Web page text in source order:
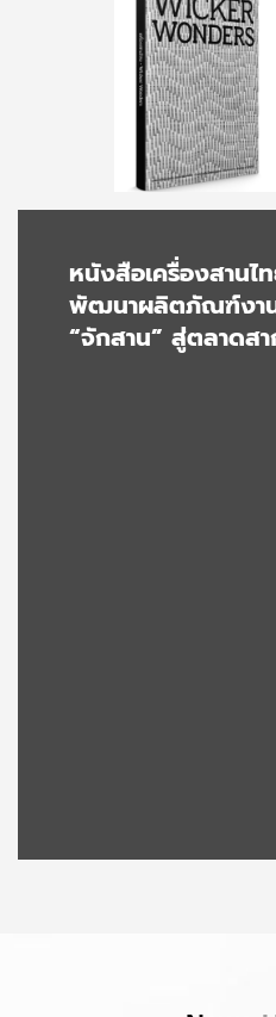
หนังสือเครื่องสานไ
พัฒนาผลิตภัณฑ์งา
“จักสาน” สู่ตลาดส